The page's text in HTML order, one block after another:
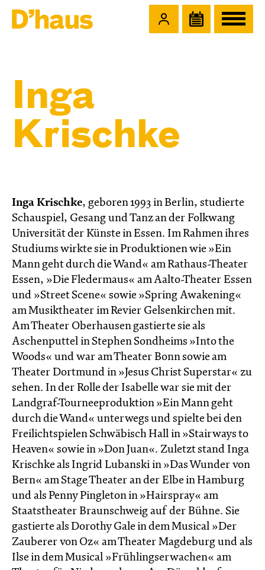
Inga
Krischke
Inga Krischke, geboren 1993 in Berlin, studierte
Schauspiel, Gesang und Tanz an der Folkwang
Universität der Künste in Essen. Im Rahmen ihres
Studiums wirkte sie in Produktionen wie »Ein
Mann geht durch die Wand« am Rathaus-Theater
Essen, »Die Fledermaus« am Aalto-Theater Essen
und »Street Scene« sowie »Spring Awakening«
am Musiktheater im Revier Gelsenkirchen mit.
Am Theater Oberhausen gastierte sie als
Aschenputtel in Stephen Sondheims »Into the
Woods« und war am Theater Bonn sowie am
Theater Dortmund in »Jesus Christ Superstar« zu
sehen. In der Rolle der Isabelle war sie mit der
Landgraf-Tourneeproduktion »Ein Mann geht
durch die Wand« unterwegs und spielte bei den
Freilichtspielen Schwäbisch Hall in »Stairways to
Heaven« sowie in »Don Juan«. Zuletzt stand Inga
Krischke als Ingrid Lubanski in »Das Wunder von
Bern« am Stage Theater an der Elbe in Hamburg
und als Penny Pingleton in »Hairspray« am
Staatstheater Braunschweig auf der Bühne. Sie
gastierte als Dorothy Gale in dem Musical »Der
Zauberer von Oz« am Theater Magdeburg und als
Ilse in dem Musical »Frühlingserwachen« am